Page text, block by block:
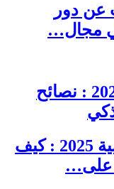
عن دور
مجال…
العقارات في مصر 2025 : نصائح
الصحة النفسية الرقمية 2025 : كيف
على…